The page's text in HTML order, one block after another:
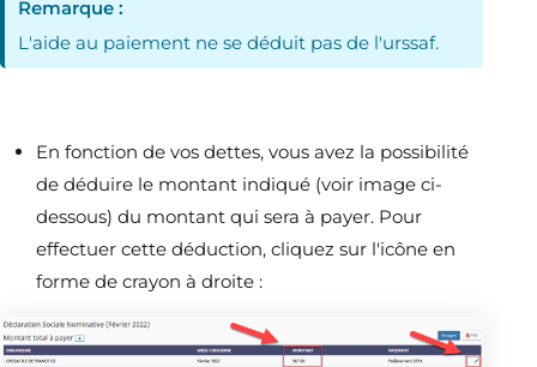
Remarque :
L'aide au paiement ne se déduit pas de l'urssaf.
En fonction de vos dettes, vous avez la possibilité
de déduire le montant indiqué (voir image ci-
dessous) du montant qui sera à payer. Pour
effectuer cette déduction, cliquez sur l'icône en
forme de crayon à droite :